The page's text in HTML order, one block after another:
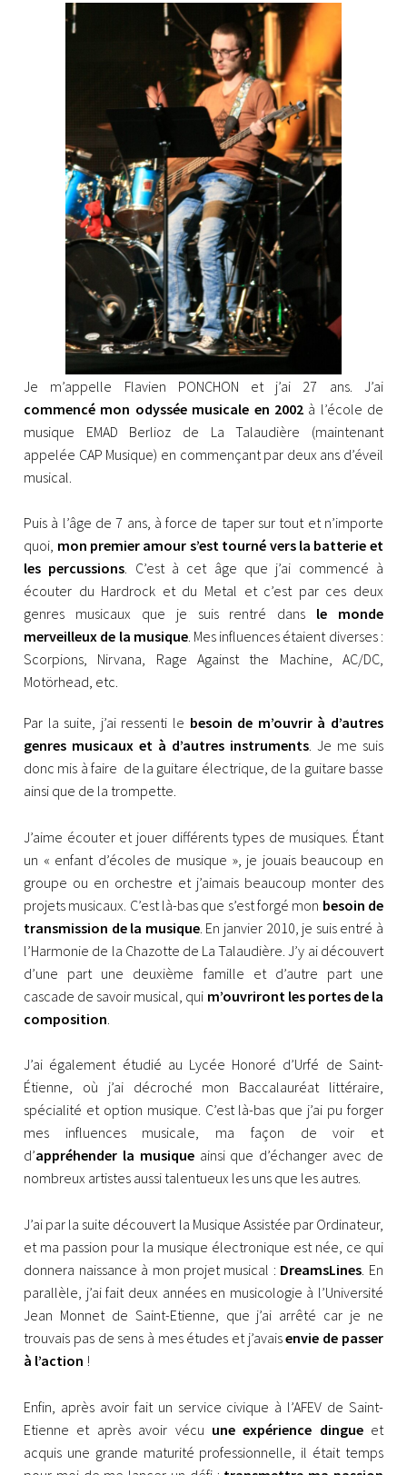
Je m’appelle Flavien PONCHON et j’ai 27 ans. J’ai
commencé mon odyssée musicale en 2002à l’école de
musique EMAD Berlioz de La Talaudière (maintenant
appelée CAP Musique) en commençant par deux ans d’éveil
musical.
Puis à l’âge de 7 ans, à force de taper sur tout et n’importe
quoi, mon premier amour s’est tourné vers la batterie et
les percussions. C’est à cet âge que j’ai commencé à
écouter du Hardrock et du Metal et c’est par ces deux
genres musicaux que je suis rentré dans le monde
merveilleux de la musique. Mes influences étaient diverses :
Scorpions, Nirvana, Rage Against the Machine, AC/DC,
Motörhead, etc.
Par la suite, j’ai ressenti le besoin de m’ouvrir à d’autres
genres musicaux et à d’autres instruments. Je me suis
donc mis à faire de la guitare électrique, de la guitare basse
ainsi que de la trompette.
J’aime écouter et jouer différents types de musiques. Étant
un « enfant d’écoles de musique », je jouais beaucoup en
groupe ou en orchestre et j’aimais beaucoup monter des
projets musicaux. C’est là-bas que s’est forgé mon besoin de
transmission de la musique. En janvier 2010, je suis entré à
l’Harmonie de la Chazotte de La Talaudière. J’y ai découvert
d’une part une deuxième famille et d’autre part une
cascade de savoir musical, qui m’ouvriront les portes de la
composition
J’ai également étudié au Lycée Honoré d’Urfé de Saint-
Étienne, où j’ai décroché mon Baccalauréat littéraire,
spécialité et option musique. C’est là-bas que j’ai pu forger
mes influences musicale, ma façon de voir et
d’appréhender la musiqueainsi que d’échanger avec de
nombreux artistes aussi talentueux les uns que les autres.
J’ai par la suite découvert la Musique Assistée par Ordinateur,
et ma passion pour la musique électronique est née, ce qui
donnera naissance à mon projet musical : DreamsLines . En
parallèle, j’ai fait deux années en musicologie à l’Université
Jean Monnet de Saint-Etienne, que j’ai arrêté car je ne
trouvais pas de sens à mes études et j’avaisenvie de passer
à l’action !
Enfin, après avoir fait un service civique à l’AFEV de Saint-
Etienne et après avoir vécu une expérience dingueet
acquis une grande maturité professionnelle, il était temps